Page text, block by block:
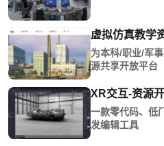
虚拟仿真教学
为本科/职业/军
源共享开放平台
XR交互-资源
一款零代码、低
发编辑工具